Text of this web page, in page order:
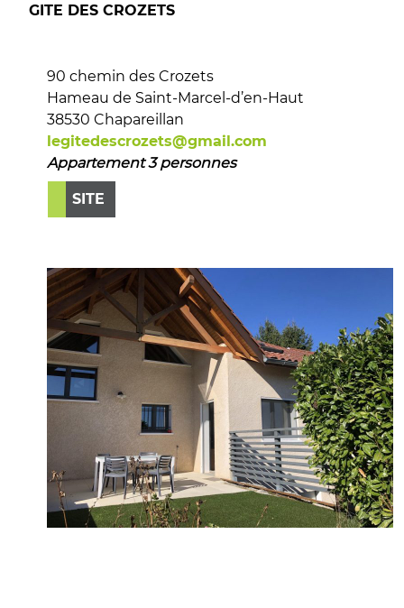
GITE DES CROZETS
90 chemin des Crozets
Hameau de Saint-Marcel-d’en-Haut
38530 Chapareillan
legitedescrozets@gmail.com
Appartement 3 personnes
SITE